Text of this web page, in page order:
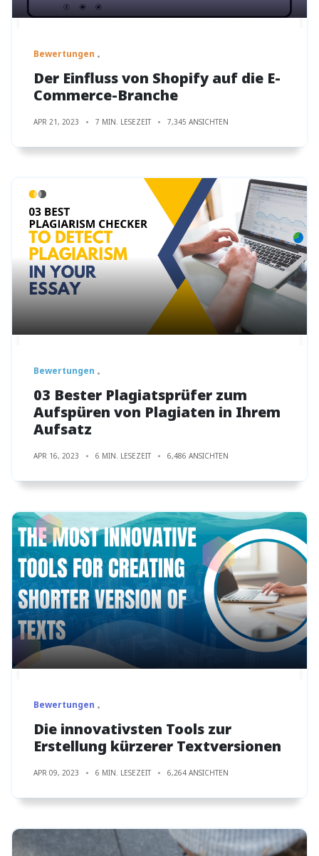
Bewertungen
Der Einfluss von Shopify auf die E-
Commerce-Branche
APR 21, 2023 7 MIN. LESEZEIT 7,345 ANSICHTEN
Bewertungen
03 Bester Plagiatsprüfer zum
Aufspüren von Plagiaten in Ihrem
Aufsatz
APR 16, 2023 6 MIN. LESEZEIT 6,486 ANSICHTEN
Bewertungen
Die innovativsten Tools zur
Erstellung kürzerer Textversionen
APR 09, 2023 6 MIN. LESEZEIT 6,264 ANSICHTEN